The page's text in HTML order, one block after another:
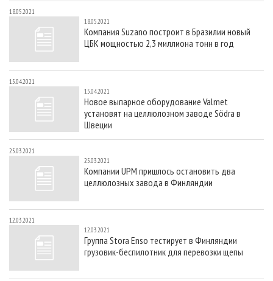
18.05.2021
18.05.2021
Компания Suzano построит в Бразилии новый
ЦБК мощностью 2,3 миллиона тонн в год
15.04.2021
15.04.2021
Новое выпарное оборудование Valmet
установят на целлюлозном заводе Södra в
Швеции
25.03.2021
25.03.2021
Компании UPM пришлось остановить два
целлюлозных завода в Финляндии
12.03.2021
12.03.2021
Группа Stora Enso тестирует в Финляндии
грузовик-беспилотник для перевозки щепы